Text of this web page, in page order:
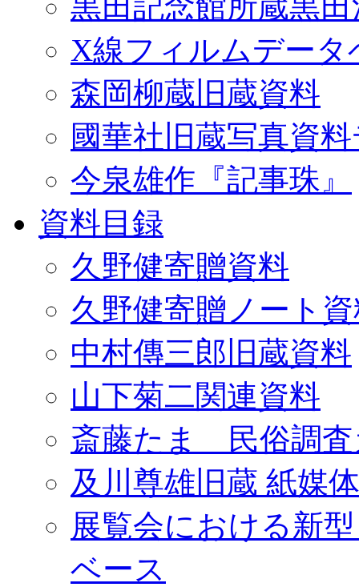
X線フィルムデータ
森岡柳蔵旧蔵資料
國華社旧蔵写真資
今泉雄作『記事珠』
資料目録
久野健寄贈資料
久野健寄贈ノート
中村傳三郎旧蔵資料
山下菊二関連資料
斎藤たま 民俗調査
及川尊雄旧蔵 紙媒
展覧会における新
ベース